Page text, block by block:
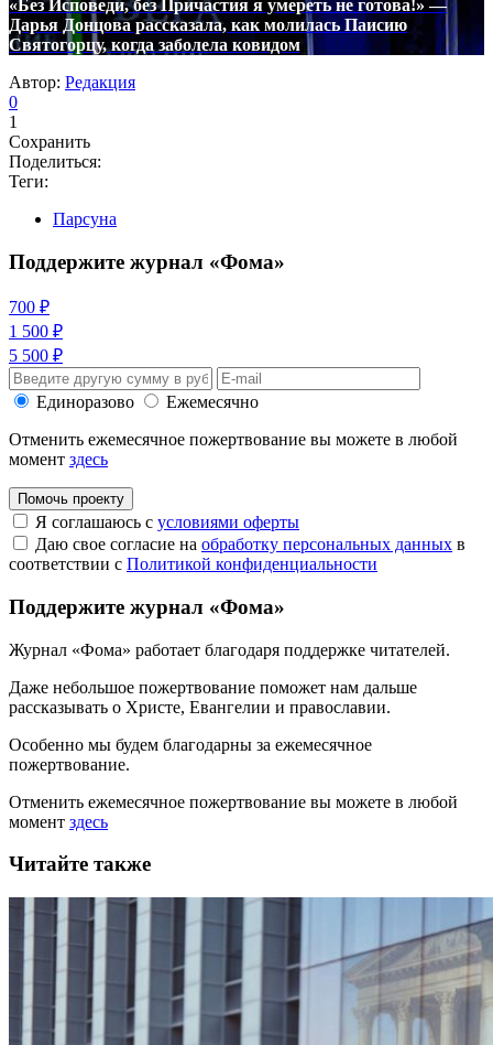
«Без Исповеди, без Причастия я умереть не готова!» —
Дарья Донцова рассказала, как молилась Паисию
Святогорцу, когда заболела ковидом
Автор: Редакция
0
1
Сохранить
Поделиться:
Теги:
Парсуна
Поддержите журнал «Фома»
700 ₽
1 500 ₽
5 500 ₽
Единоразово
Ежемесячно
Отменить ежемесячное пожертвование вы можете в любой
момент здесь
Помочь проекту
Я соглашаюсь с условиями оферты
Даю свое согласие на обработку персональных данных в
соответствии с Политикой конфиденциальности
Поддержите журнал «Фома»
Журнал «Фома» работает благодаря поддержке читателей.
Даже небольшое пожертвование поможет нам дальше
рассказывать о Христе, Евангелии и православии.
Особенно мы будем благодарны за ежемесячное
пожертвование.
Отменить ежемесячное пожертвование вы можете в любой
момент здесь
Читайте также